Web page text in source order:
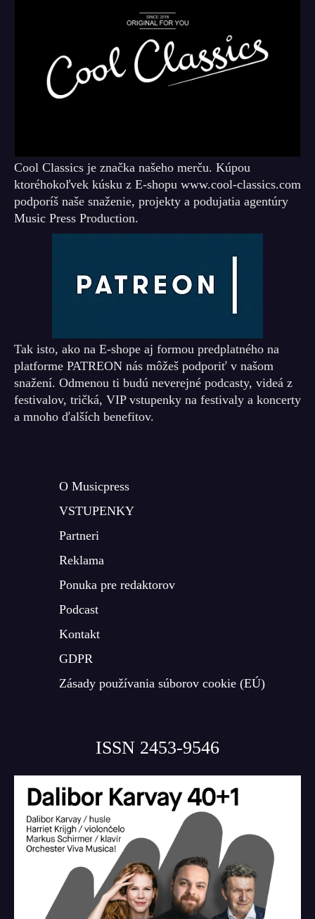
Cool Classics je značka našeho merču. Kúpou
ktoréhokoľvek kúsku z E-shopu www.cool-classics.com
podporíš naše snaženie, projekty a podujatia agentúry
Music Press Production.
Tak isto, ako na E-shope aj formou predplatného na
platforme PATREON nás môžeš podporiť v našom
snažení. Odmenou ti budú neverejné podcasty, videá z
festivalov, tričká, VIP vstupenky na festivaly a koncerty
a mnoho ďalších benefitov.
O Musicpress
VSTUPENKY
Partneri
Reklama
Ponuka pre redaktorov
Podcast
Kontakt
GDPR
Zásady používania súborov cookie (EÚ)
ISSN 2453-9546